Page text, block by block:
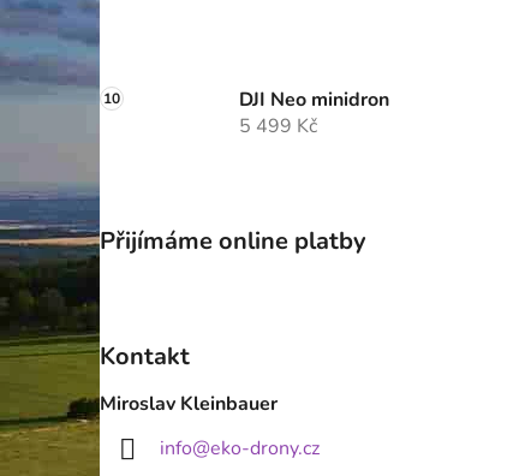
DJI Neo minidron
5 499 Kč
Přijímáme online platby
Kontakt
Miroslav Kleinbauer
info@eko-drony.cz